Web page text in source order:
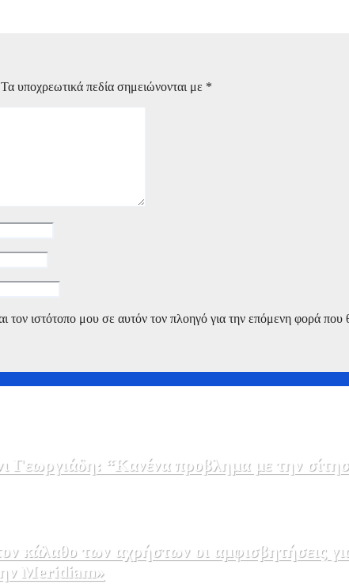
Τα υποχρεωτικά πεδία σημειώνονται με *
ιστότοπο μου σε αυτόν τον πλοηγό για την επόμενη φορά που
Γεωργιάδη: “Κανένα προβλημα με την
κάλαθο των αχρήστων οι αμφισβητήσεις
Meridiam»